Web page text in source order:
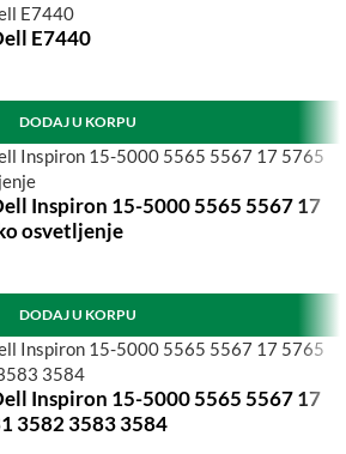
E7440
DODAJ U KORPU
Inspiron 15-5000 5565 5567 17
osvetljenje
DODAJ U KORPU
Inspiron 15-5000 5565 5567 17
3582 3583 3584